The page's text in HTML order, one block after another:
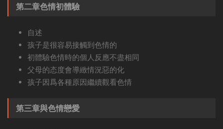
第二章色情初體驗
自述
孩子是很容易接觸到色情的
初體驗色情時的個人反應不盡相同
父母的态度會導緻情況惡的化
孩子因爲各種原因繼續觀看色情
第三章與色情戀愛